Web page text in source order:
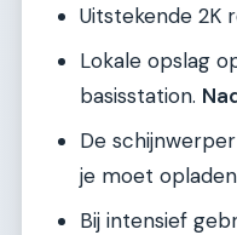
Uitstekende 2K
Lokale opslag
basisstation.
De
je moet
Bij intensief